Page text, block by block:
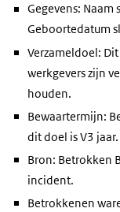
Gegevens: Naam
Geboortedatum
Verzameldoel:
werkgevers zijn
houden.
Bewaartermijn:
dit doel is V3 jaar.
Bron: Betrokken
incident.
Betrokkenen